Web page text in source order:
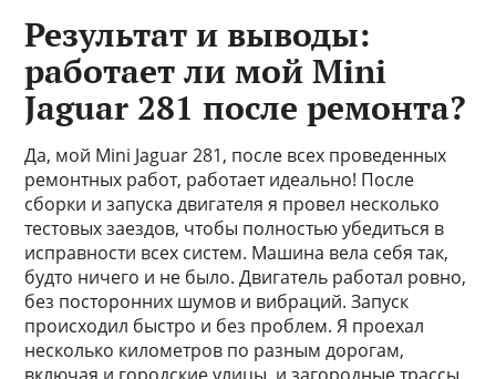
Результат и выводы:
работает ли мой Mini
Jaguar 281 после ремонта?
Да, мой Mini Jaguar 281, после всех проведенных
ремонтных работ, работает идеально! После
сборки и запуска двигателя я провел несколько
тестовых заездов, чтобы полностью убедиться в
исправности всех систем. Машина вела себя так,
будто ничего и не было. Двигатель работал ровно,
без посторонних шумов и вибраций. Запуск
происходил быстро и без проблем. Я проехал
несколько километров по разным дорогам,